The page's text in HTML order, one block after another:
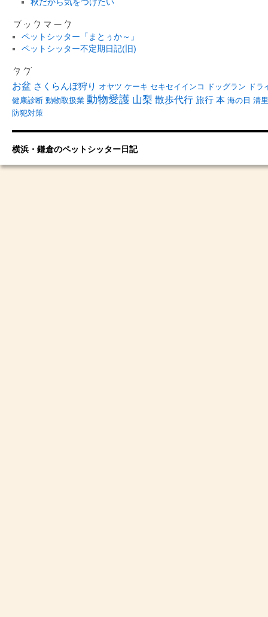
ブックマーク
ペットシッター「まとぅか～」
ペットシッター不定期日記(旧)
タグ
お盆 さくらんぼ狩り オヤツ ケーキ セキセイインコ ドッグラン ドラ
健康診断 動物取扱業 動物愛護 山梨 散歩代行 旅行 本 海の日 清里
防犯対策
横浜・鎌倉のペットシッター日記